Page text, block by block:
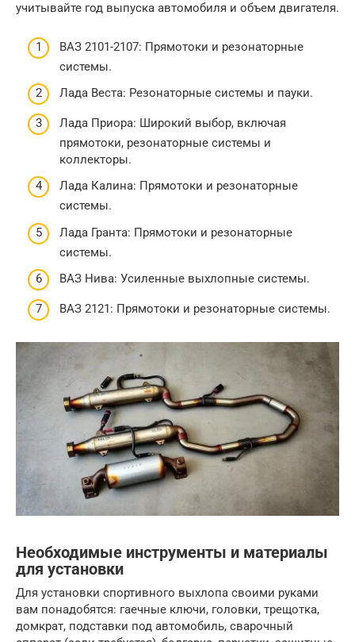
учитывайте год выпуска автомобиля и объем двигателя.
ВАЗ 2101-2107: Прямотоки и резонаторные
системы.
Лада Веста: Резонаторные системы и пауки.
Лада Приора: Широкий выбор, включая
прямотоки, резонаторные системы и
коллекторы.
Лада Калина: Прямотоки и резонаторные
системы.
Лада Гранта: Прямотоки и резонаторные
системы.
ВАЗ Нива: Усиленные выхлопные системы.
ВАЗ 2121: Прямотоки и резонаторные системы.
Необходимые инструменты и материалы
для установки
Для установки спортивного выхлопа своими руками
вам понадобятся: гаечные ключи, головки, трещотка,
домкрат, подставки под автомобиль, сварочный